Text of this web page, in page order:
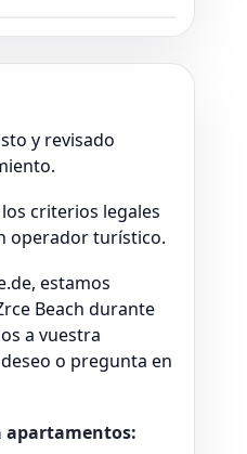
y revisado
criterios legales
operador turístico.
estamos
Beach durante
a vuestra
o pregunta en
apartamentos: